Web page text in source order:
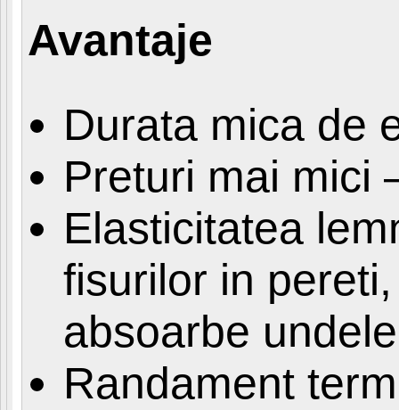
Avantaje
Durata mica de
Preturi mai mici
Elasticitatea
fisurilor in
absoarbe
Randament